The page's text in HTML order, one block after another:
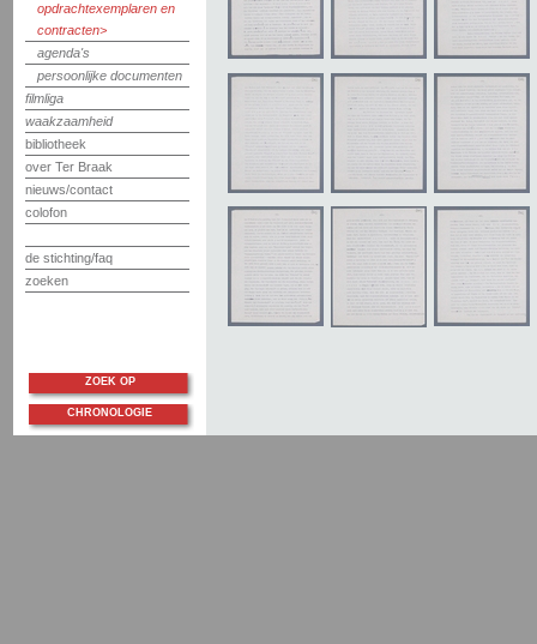
opdrachtexemplaren en
contracten
agenda's
persoonlijke documenten
filmliga
waakzaamheid
bibliotheek
over Ter Braak
nieuws/contact
colofon
de stichting/faq
zoeken
ZOEK OP
CHRONOLOGIE